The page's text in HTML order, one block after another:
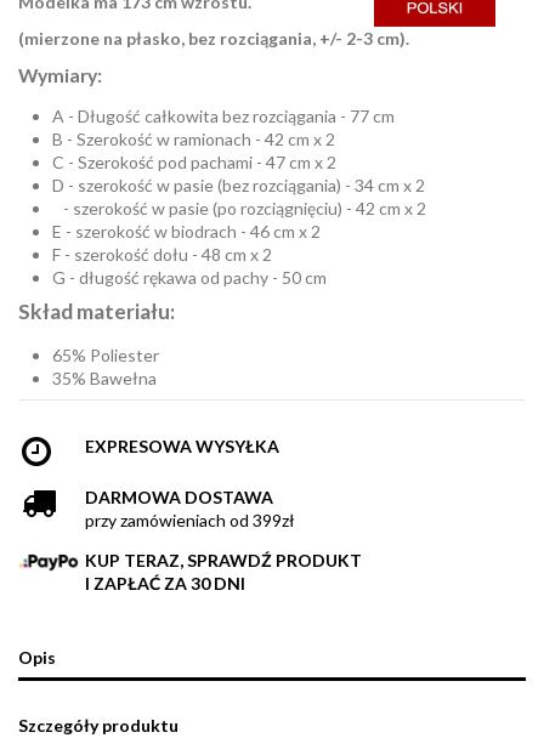
(mierzone na płasko, bez rozciągania, +/- 2-3 cm).
Wymiary:
A - Długość całkowita bez rozciągania - 77 cm
B - Szerokość w ramionach - 42 cm x 2
C - Szerokość pod pachami - 47 cm x 2
D - szerokość w pasie (bez rozciągania) - 34 cm x 2
- szerokość w pasie (po rozciągnięciu) - 42 cm x 2
E - szerokość w biodrach - 46 cm x 2
F - szerokość dołu - 48 cm x 2
G - długość rękawa od pachy - 50 cm
Skład materiału:
65% Poliester
35% Bawełna
EXPRESOWA WYSYŁKA
DARMOWA DOSTAWA
przy zamówieniach od 399zł
KUP TERAZ, SPRAWDŹ PRODUKT
I ZAPŁAĆ ZA 30 DNI
Opis
Szczegóły produktu